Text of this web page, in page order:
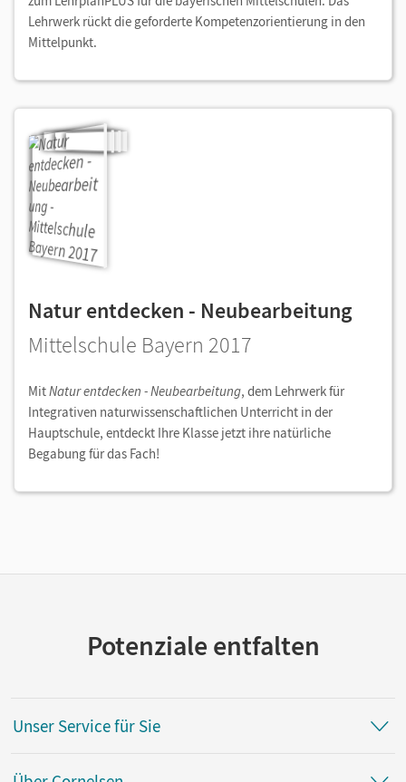
Lehrwerk rückt die geforderte Kompetenzorientierung in den
Mittelpunkt.
Natur entdecken - Neubearbeitung
Mittelschule Bayern 2017
MitNatur entdecken - Neubearbeitung, dem Lehrwerk für
Integrativen naturwissenschaftlichen Unterricht in der
Hauptschule, entdeckt Ihre Klasse jetzt ihre natürliche
Begabung für das Fach!
Potenziale entfalten
Unser Service für Sie